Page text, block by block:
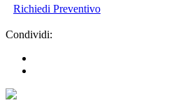
Richiedi Preventivo
Condividi: